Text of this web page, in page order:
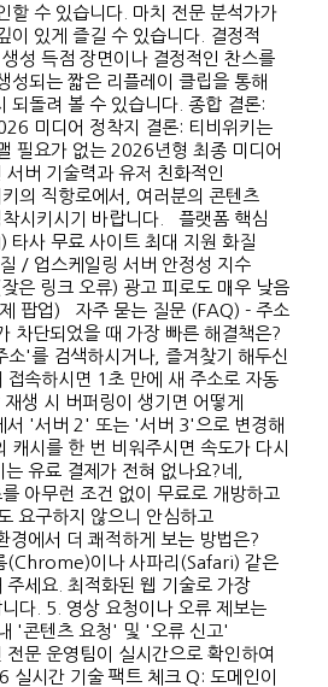
할 수 있습니다. 마치 전문 분석가가
이 있게 즐길 수 있습니다. 결정적
성 득점 장면이나 결정적인 찬스를
성되는 짧은 리플레이 클립을 통해
되돌려 볼 수 있습니다. 종합 결론:
미디어 정착지 결론: 티비위키는
필요가 없는 2026년형 최종 미디어
버 기술력과 유저 친화적인
의 직항로에서, 여러분의 콘텐츠
시키시기 바랍니다. 플랫폼 핵심
타사 무료 사이트 최대 지원 화질
/ 업스케일링 서버 안정성 지수
은 링크 오류) 광고 피로도 매우 낮음
팝업) 자주 묻는 질문 (FAQ) - 주소
차단되었을 때 가장 빠른 해결책은?
소'를 검색하시거나, 즐겨찾기 해두신
접속하시면 1초 만에 새 주소로 자동
생 시 버퍼링이 생기면 어떻게
서 '서버 2' 또는 '서버 3'으로 변경해
캐시를 한 번 비워주시면 속도가 다시
유료 결제가 전혀 없나요?네,
아무런 조건 없이 무료로 개방하고
요구하지 않으니 안심하고
경에서 더 쾌적하게 보는 방법은?
(Chrome)이나 사파리(Safari) 같은
주세요. 최적화된 웹 기술로 가장
다. 5. 영상 요청이나 오류 제보는
'콘텐츠 요청' 및 '오류 신고'
문 운영팀이 실시간으로 확인하여
시간 기술 팩트 체크 Q: 도메인이